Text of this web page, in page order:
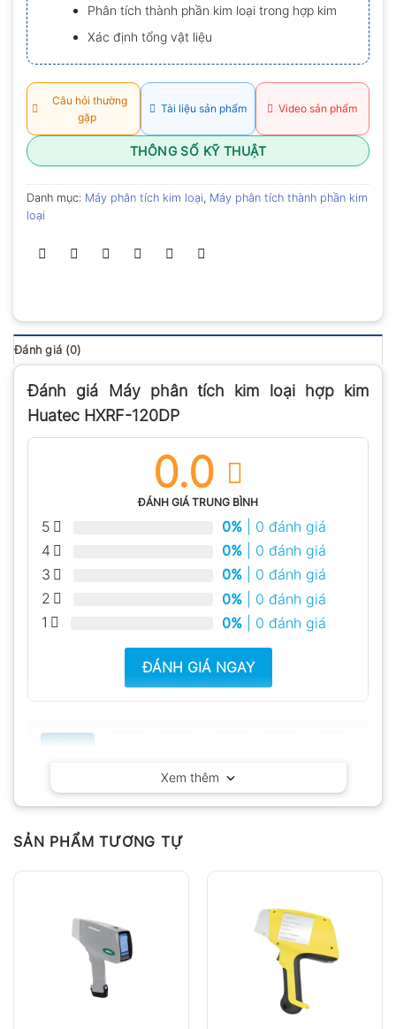
Phân tích thành phần kim loại trong hợp kim
Xác định tổng vật liệu
Câu hỏi thường
gặp
Tài liệu sản phẩm Video sản phẩm
THÔNG SỐ KỸ THUẬT
Danh mục: Máy phân tích kim loại, Máy phân tích thành phần kim
loại
Đánh giá (0)
Đánh giá Máy phân tích kim loại hợp kim
Huatec HXRF-120DP
0.0
ĐÁNH GIÁ TRUNG BÌNH
5 0% | 0 đánh giá
4
0% | 0 đánh giá
3
0% | 0 đánh giá
2
0% | 0 đánh giá
1
0% | 0 đánh giá
ĐÁNH GIÁ NGAY
Có ảnh
Chưa có đánh giá nào.
Xem thêm
SẢN PHẨM TƯƠNG TỰ